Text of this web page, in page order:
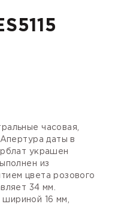
часовая,
даты в
украшен
из
цвета розового
34 мм.
16 мм,